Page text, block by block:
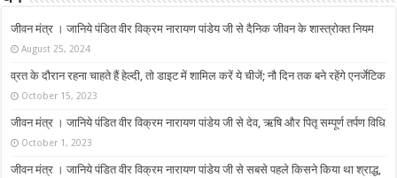
जीवन मंत्र । जानिये पंडित वीर विक्रम नारायण पांडेय जी से दैनिक जीवन के शास्त्रोक्त नियम
August 25, 2024
व्रत के दौरान रहना चाहते हैं हेल्दी, तो डाइट में शामिल करें ये चीजें; नौ दिन तक बने रहेंगे एनर्जेटिक
October 15, 2023
जीवन मंत्र । जानिये पंडित वीर विक्रम नारायण पांडेय जी से देव, ऋषि और पितृ सम्पूर्ण तर्पण विधि
October 1, 2023
जीवन मंत्र । जानिये पंडित वीर विक्रम नारायण पांडेय जी से सबसे पहले किसने किया था श्राद्ध,